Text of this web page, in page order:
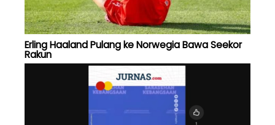
Erling Haaland Pulang ke Norwegia Bawa Seekor
Rakun